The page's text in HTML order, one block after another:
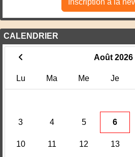
CALENDRIER
Août 2026
Lu Ma Me Je
3 4 5 6
10 11 12 13